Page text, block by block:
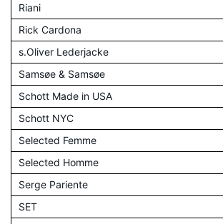
Riani
Rick Cardona
s.Oliver Lederjacke
Samsøe & Samsøe
Schott Made in USA
Schott NYC
Selected Femme
Selected Homme
Serge Pariente
SET